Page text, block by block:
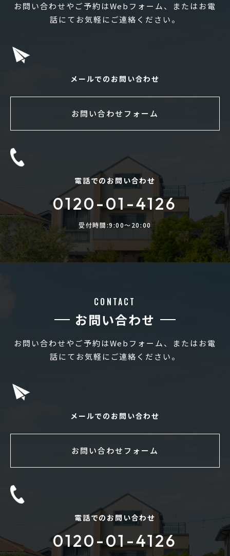
お問い合わせやご予約はWebフォーム、またはお電
話にてお気軽にご連絡ください。
メールでのお問い合わせ
お問い合わせフォーム
電話でのお問い合わせ
0120-01-4126
受付時間:9:00〜20:00
CONTACT
お問い合わせ
お問い合わせやご予約はWebフォーム、またはお電
話にてお気軽にご連絡ください。
メールでのお問い合わせ
お問い合わせフォーム
電話でのお問い合わせ
0120-01-4126